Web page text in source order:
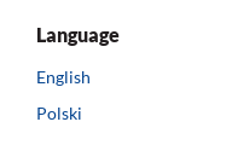
Language
English
Polski